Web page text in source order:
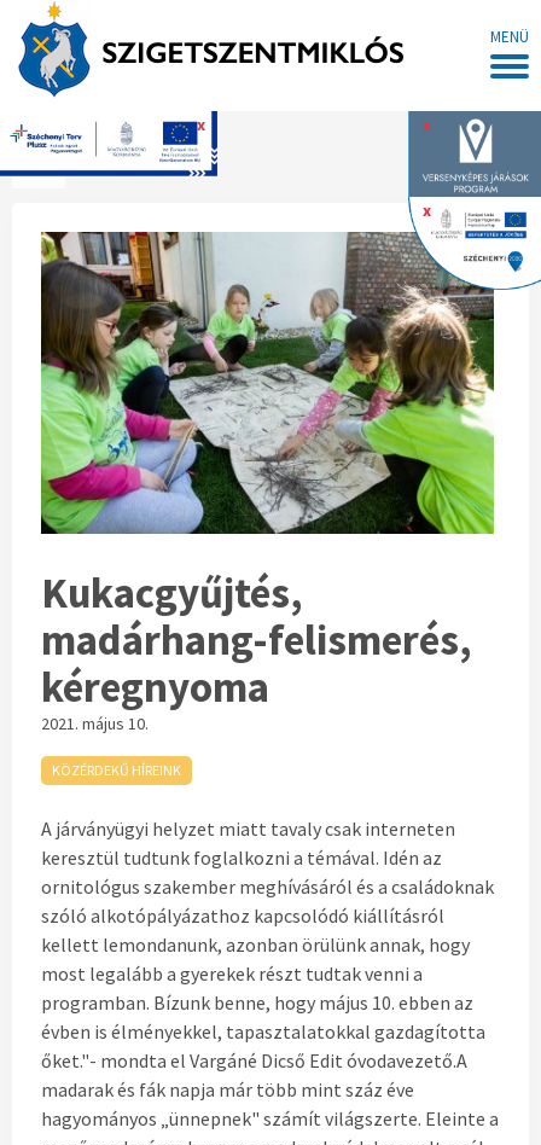
MENÜ
x
x
x
Főoldal
Kukacgyűjtés,
madárhang-felismerés,
kéregnyoma
2021. május 10.
KÖZÉRDEKŰ HÍREINK
A járványügyi helyzet miatt tavaly csak interneten
keresztül tudtunk foglalkozni a témával. Idén az
ornitológus szakember meghívásáról és a családoknak
szóló alkotópályázathoz kapcsolódó kiállításról
kellett lemondanunk, azonban örülünk annak, hogy
most legalább a gyerekek részt tudtak venni a
programban. Bízunk benne, hogy május 10. ebben az
évben is élményekkel, tapasztalatokkal gazdagította
őket."- mondta el Vargáné Dicső Edit óvodavezető.A
madarak és fák napja már több mint száz éve
hagyományos „ünnepnek" számít világszerte. Eleinte a